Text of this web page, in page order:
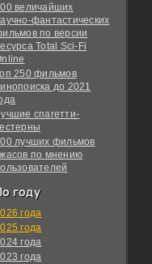
величайших
фантастических
по версии
Total Sci-Fi
250 фильмов
до 2021
спагетти-
лучших фильмов
по мнению
году
года
года
года
года